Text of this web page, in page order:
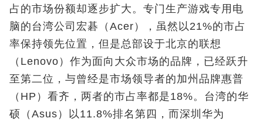
占的市场份额却逐步扩大。专门生产游戏专用电
脑的台湾公司宏碁（Acer），虽然以21%的市占
率保持领先位置，但是总部设于北京的联想
（Lenovo）作为面向大众市场的品牌，已经跃升
至第二位，与曾经是市场领导者的加州品牌惠普
（HP）看齐，两者的市占率都是18%。台湾的华
硕（Asus）以11.8%排名第四，而深圳华为